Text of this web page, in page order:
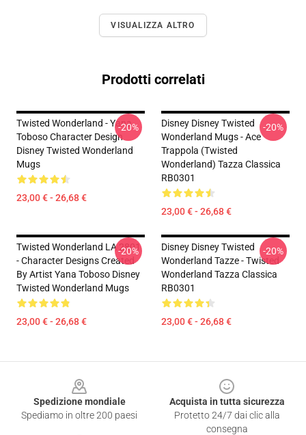
VISUALIZZA ALTRO
Prodotti correlati
Twisted Wonderland - Yana
Toboso Character Design
Disney Twisted Wonderland
Mugs
23,00 € - 26,68 €
-20%
Disney Disney Twisted
Wonderland Mugs - Ace
Trappola (Twisted
Wonderland) Tazza Classica
RB0301
23,00 € - 26,68 €
-20%
Twisted Wonderland LA 2801
- Character Designs Created
By Artist Yana Toboso Disney
Twisted Wonderland Mugs
23,00 € - 26,68 €
-20%
Disney Disney Twisted
Wonderland Tazze - Twisted
Wonderland Tazza Classica
RB0301
23,00 € - 26,68 €
-20%
Spedizione mondiale
Spediamo in oltre 200 paesi
Acquista in tutta sicurezza
Protetto 24/7 dai clic alla
consegna